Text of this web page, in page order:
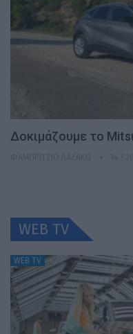
Δοκιμάζουμε το
WEB TV
WEB TV